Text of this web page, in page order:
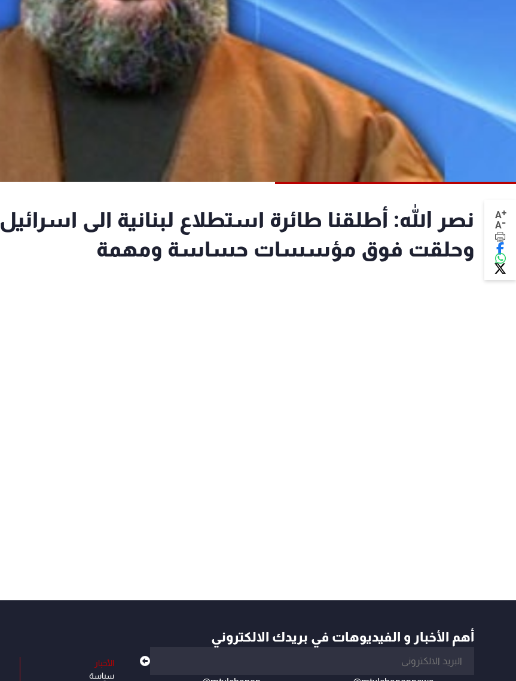
A+
A-
نصر الله: أطلقنا طائرة استطلاع لبنانية الى اسرائيل
وحلقت فوق مؤسسات حساسة ومهمة
أهم الأخبار و الفيديوهات في بريدك الالكتروني
الأخبار
سياسة